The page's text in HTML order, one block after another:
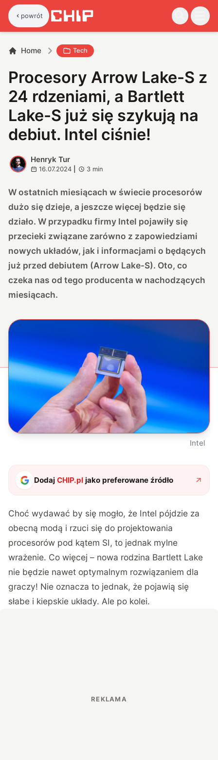
powrót
Home Tech
Procesory Arrow Lake-S z
24 rdzeniami, a Bartlett
Lake-S już się szykują na
debiut. Intel ciśnie!
H
Henryk Tur
16.07.2024 3 min
W ostatnich miesiącach w świecie procesorów
dużo się dzieje, a jeszcze więcej będzie się
działo. W przypadku firmy Intel pojawiły się
przecieki związane zarówno z zapowiedziami
nowych układów, jak i informacjami o będących
już przed debiutem (Arrow Lake-S). Oto, co
czeka nas od tego producenta w nachodzących
miesiącach.
Intel
DodajCHIP.pl jako preferowane źródło
Choć wydawać by się mogło, że Intel pójdzie za
obecną modą i rzuci się do projektowania
procesorów pod kątem SI, to jednak mylne
wrażenie. Co więcej – nowa rodzina Bartlett Lake
nie będzie nawet optymalnym rozwiązaniem dla
graczy! Nie oznacza to jednak, że pojawią się
słabe i kiepskie układy. Ale po kolei.